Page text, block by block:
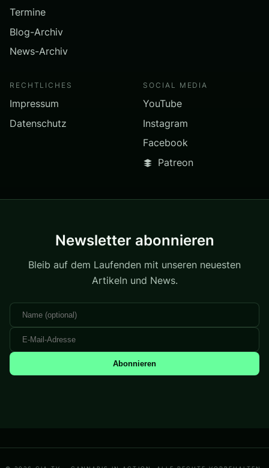
Termine
Blog-Archiv
News-Archiv
RECHTLICHES
Impressum
Datenschutz
SOCIAL MEDIA
YouTube
Instagram
Facebook
Patreon
Newsletter abonnieren
Bleib auf dem Laufenden mit unseren neuesten
Artikeln und News.
Abonnieren